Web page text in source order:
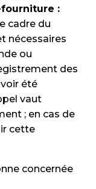
:
cadre du
nécessaires
ou
des
été
vaut
; en cas de
cette
concernée